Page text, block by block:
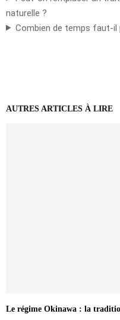
naturelle ?
Combien de temps faut-
AUTRES ARTICLES À LIRE
Le régime Okinawa : la